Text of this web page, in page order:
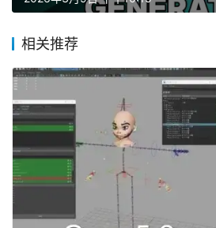
相关推荐